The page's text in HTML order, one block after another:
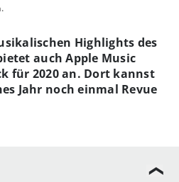
Highlights des
auch Apple Music
für 2020 an. Dort kannst
Jahr noch einmal Revue